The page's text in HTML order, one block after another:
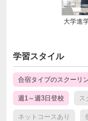
大学進
学習スタイル
合宿タイプのスクーリ
週1～週3日登校 ス
ネットコースあり